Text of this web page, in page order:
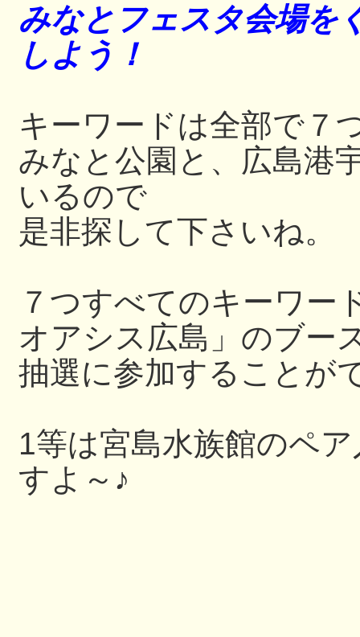
みなとフェスタ会場を
しよう！
キーワードは全部
みなと公園と、広島港
いるので
是非探して下さいね。
７つすべてのキーワー
オアシス広島」のブー
抽選に参加することが
1等は宮島水族館のペ
すよ～♪